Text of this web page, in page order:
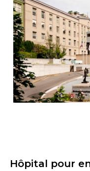
Hôpital pour